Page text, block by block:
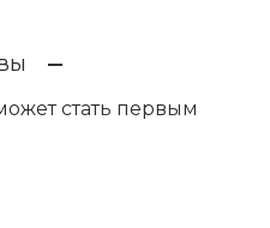
стать первым